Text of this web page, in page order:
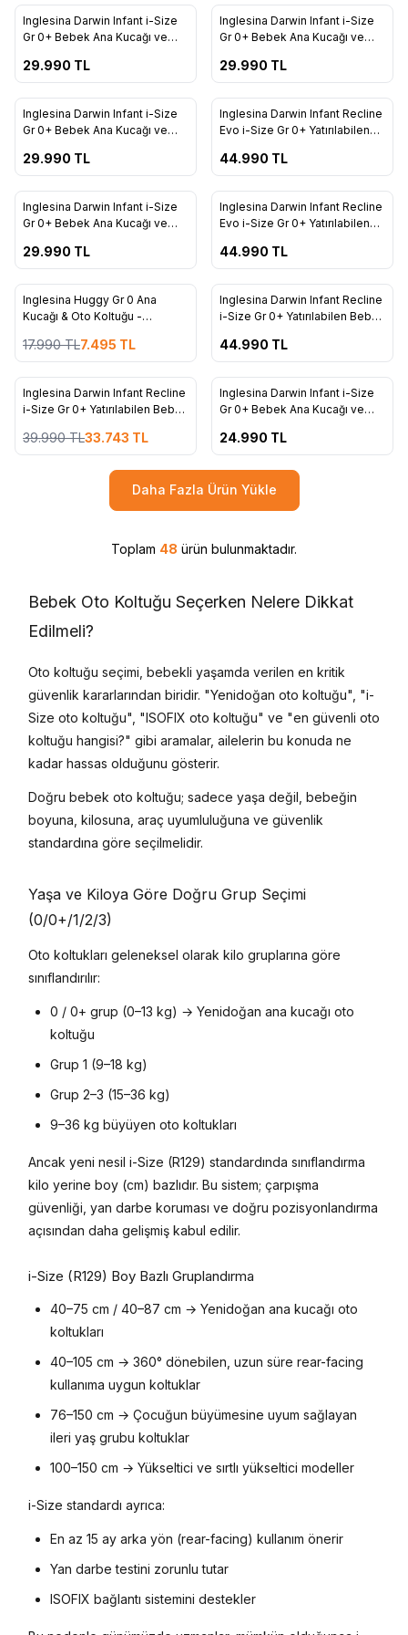
Favorilere Ekle
Inglesina Darwin Infant i-Size
Gr 0+ Bebek Ana Kucağı ve
Grey
29.990 TL
Favorilere Ekle
Tükendi
Inglesina Darwin Infant i-Size
Gr 0+ Bebek Ana Kucağı ve
Rooftop Blue
29.990 TL
Favorilere Ekle
34
Inglesina Darwin Infant i-Size
Gr 0+ Bebek Ana Kucağı ve
Hangar Beige
29.990 TL
Favorilere Ekle
5
Tükendi
Inglesina Darwin Infant Recline
Evo i-Size Gr 0+ Yatırılabilen
Koltuğu 40-87 cm - Sapphire
Blue
44.990 TL
Favorilere Ekle
34
Inglesina Darwin Infant i-Size
Gr 0+ Bebek Ana Kucağı ve
Garage Grey
29.990 TL
Favorilere Ekle
5
Tükendi
Inglesina Darwin Infant Recline
Evo i-Size Gr 0+ Yatırılabilen
Koltuğu 40-87 cm - Crystal
Grey
44.990 TL
%58
Favorilere Ekle
5
Inglesina Huggy Gr 0 Ana
Kucağı & Oto Koltuğu -
17.990TL7.495 TL
Favorilere Ekle
24
Tükendi
Inglesina Darwin Infant Recline
i-Size Gr 0+ Yatırılabilen Bebek
75 cm - Tundra Beige
44.990 TL
%16
Favorilere Ekle
24
Inglesina Darwin Infant Recline
i-Size Gr 0+ Yatırılabilen Bebek
75 cm - Taiga Green
39.990TL33.743 TL
Favorilere Ekle
34
Tükendi
Inglesina Darwin Infant i-Size
Gr 0+ Bebek Ana Kucağı ve
Magnet Grey YENİ
24.990 TL
Daha Fazla Ürün Yükle
Toplam 48 ürün bulunmaktadır.
Bebek Oto Koltuğu Seçerken Nelere Dikkat
Edilmeli?
Oto koltuğu seçimi, bebekli yaşamda verilen en kritik
güvenlik kararlarından biridir. "Yenidoğan oto koltuğu", "i-
Size oto koltuğu", "ISOFIX oto koltuğu" ve "en güvenli oto
koltuğu hangisi?" gibi aramalar, ailelerin bu konuda ne
kadar hassas olduğunu gösterir.
Doğru bebek oto koltuğu; sadece yaşa değil, bebeğin
boyuna, kilosuna, araç uyumluluğuna ve güvenlik
standardına göre seçilmelidir.
Yaşa ve Kiloya Göre Doğru Grup Seçimi
(0/0+/1/2/3)
Oto koltukları geleneksel olarak kilo gruplarına göre
sınıflandırılır:
0 / 0+ grup (0–13 kg) → Yenidoğan ana kucağı oto
koltuğu
Grup 1 (9–18 kg)
Grup 2–3 (15–36 kg)
9–36 kg büyüyen oto koltukları
Ancak yeni nesil i-Size (R129) standardında sınıflandırma
kilo yerine boy (cm) bazlıdır. Bu sistem; çarpışma
güvenliği, yan darbe koruması ve doğru pozisyonlandırma
açısından daha gelişmiş kabul edilir.
i-Size (R129) Boy Bazlı Gruplandırma
40–75 cm / 40–87 cm → Yenidoğan ana kucağı oto
koltukları
40–105 cm → 360° dönebilen, uzun süre rear-facing
kullanıma uygun koltuklar
76–150 cm → Çocuğun büyümesine uyum sağlayan
ileri yaş grubu koltuklar
100–150 cm → Yükseltici ve sırtlı yükseltici modeller
i-Size standardı ayrıca:
En az 15 ay arka yön (rear-facing) kullanım önerir
Yan darbe testini zorunlu tutar
ISOFIX bağlantı sistemini destekler